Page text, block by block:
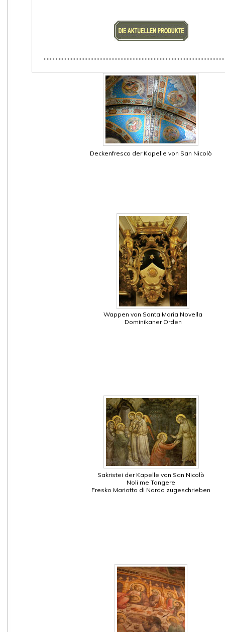
Deckenfresco der Kapelle von San Nicolò
Wappen von Santa Maria Novella
Dominikaner Orden
Sakristei der Kapelle von San Nicolò
Noli me Tangere
Fresko Mariotto di Nardo zugeschrieben